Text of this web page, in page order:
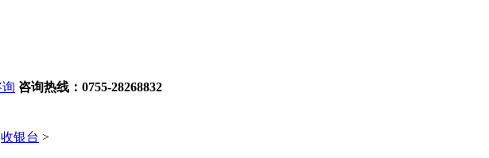
咨询热线：0755-28268832
收银台 >